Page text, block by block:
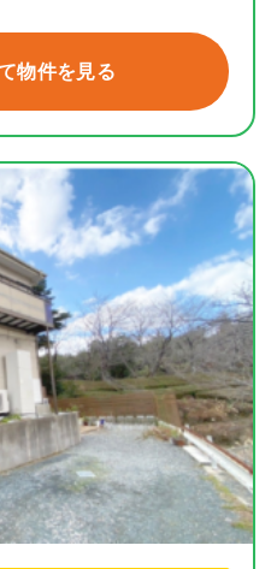
物件を見る